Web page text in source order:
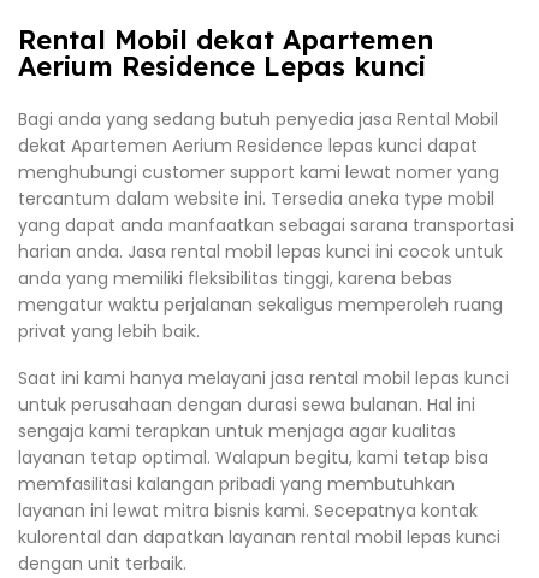
Rental Mobil dekat Apartemen
Aerium Residence Lepas kunci
Bagi anda yang sedang butuh penyedia jasa Rental Mobil
dekat Apartemen Aerium Residence lepas kunci dapat
menghubungi customer support kami lewat nomer yang
tercantum dalam website ini. Tersedia aneka type mobil
yang dapat anda manfaatkan sebagai sarana transportasi
harian anda. Jasa rental mobil lepas kunci ini cocok untuk
anda yang memiliki fleksibilitas tinggi, karena bebas
mengatur waktu perjalanan sekaligus memperoleh ruang
privat yang lebih baik.
Saat ini kami hanya melayani jasa rental mobil lepas kunci
untuk perusahaan dengan durasi sewa bulanan. Hal ini
sengaja kami terapkan untuk menjaga agar kualitas
layanan tetap optimal. Walapun begitu, kami tetap bisa
memfasilitasi kalangan pribadi yang membutuhkan
layanan ini lewat mitra bisnis kami. Secepatnya kontak
kulorental dan dapatkan layanan rental mobil lepas kunci
dengan unit terbaik.